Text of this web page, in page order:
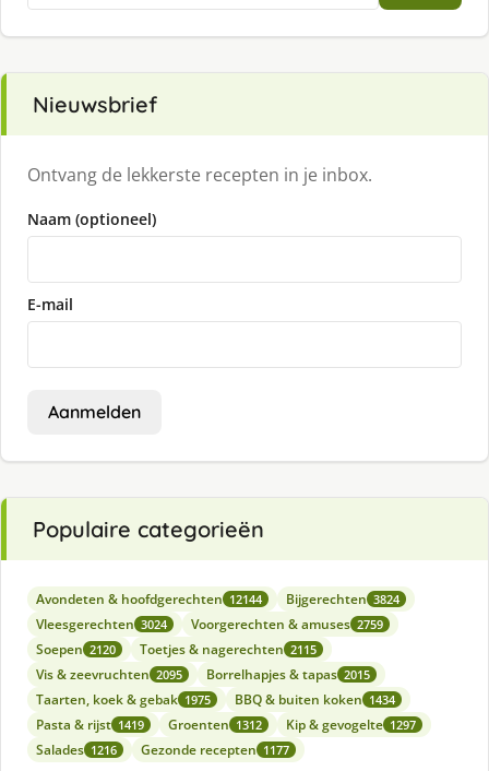
Nieuwsbrief
Ontvang de lekkerste recepten in je inbox.
Naam (optioneel)
E-mail
Aanmelden
Populaire categorieën
Avondeten & hoofdgerechten 12144 Bijgerechten 3824
Vleesgerechten 3024 Voorgerechten & amuses 2759
Soepen 2120 Toetjes & nagerechten 2115
Vis & zeevruchten 2095 Borrelhapjes & tapas 2015
Taarten, koek & gebak 1975 BBQ & buiten koken 1434
Pasta & rijst 1419 Groenten 1312 Kip & gevogelte 1297
Salades 1216 Gezonde recepten 1177